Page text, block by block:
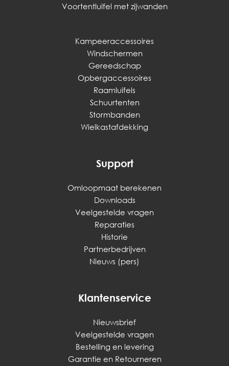
Voortentluifel met zijwanden
Kampeeraccessoires
Windschermen
Gereedschap
Opbergaccessoires
Raamluifels
Schuurtenten
Stormbanden
Wielkastafdekking
Support
Omloopmaat berekenen
Downloads
Veelgestelde vragen
Reparaties
Historie
Partnerbedrijven
Nieuws (pers)
Klantenservice
Nieuwsbrief
Veelgestelde vragen
Bestelling en levering
Garantie en Retourneren